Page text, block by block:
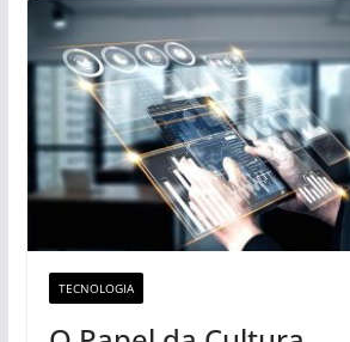
TECNOLOGIA